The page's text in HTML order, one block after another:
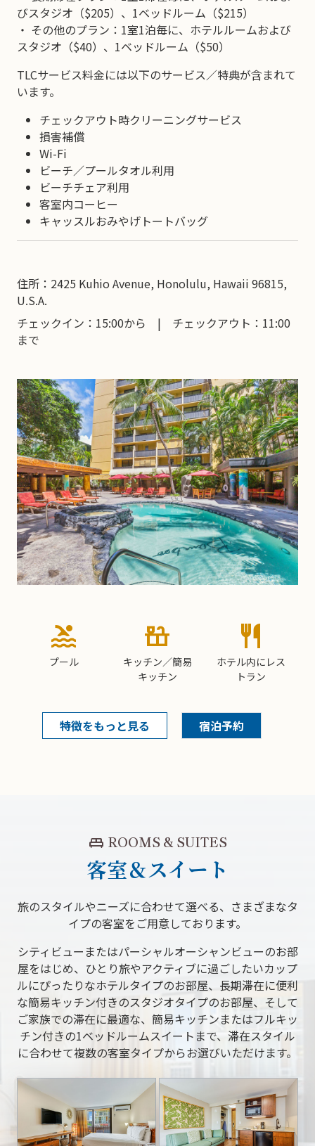
びスタジオ（$205）、1ベッドルーム（$215）
・ その他のプラン：1室1泊毎に、ホテルルームおよび
スタジオ（$40）、1ベッドルーム（$50）
TLCサービス料金には以下のサービス／特典が含まれて
います。
チェックアウト時クリーニングサービス
損害補償
Wi-Fi
ビーチ／プールタオル利用
ビーチチェア利用
客室内コーヒー
キャッスルおみやげトートバッグ
住所：2425 Kuhio Avenue, Honolulu, Hawaii 96815,
U.S.A.
チェックイン：15:00から | チェックアウト：11:00
まで
pool
プール
countertops
キッチン／簡易
キッチン
restaurant
ホテル内にレス
トラン
特徴をもっと見る 宿泊予約
king_bed ROOMS & SUITES
客室＆スイート
旅のスタイルやニーズに合わせて選べる、さまざまなタ
イプの客室をご用意しております。
シティビューまたはパーシャルオーシャンビューのお部
屋をはじめ、ひとり旅やアクティブに過ごしたいカップ
ルにぴったりなホテルタイプのお部屋、長期滞在に便利
な簡易キッチン付きのスタジオタイプのお部屋、そして
ご家族での滞在に最適な、簡易キッチンまたはフルキッ
チン付きの1ベッドルームスイートまで、滞在スタイル
に合わせて複数の客室タイプからお選びいただけます。